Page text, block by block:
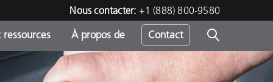
Nous contacter: +1 (888) 800-9580
À propos de Contact